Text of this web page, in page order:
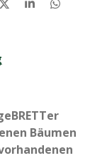
T
T
T
Bäumen